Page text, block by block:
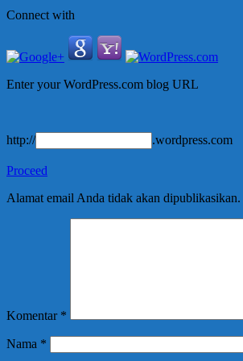
Connect with
Enter your WordPress.com blog URL
http:// .wordpress.com
Proceed
Alamat email Anda tidak akan dipublikasikan.
Komentar *
Nama *